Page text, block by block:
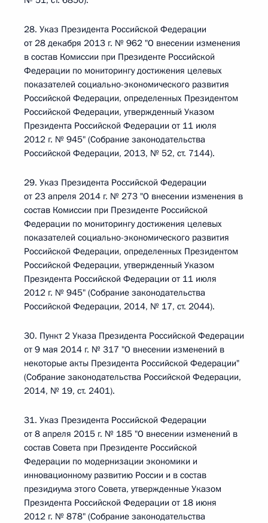
28. Указ Президента Российской Федерации
от 28 декабря 2013 г. № 962 "О внесении изменения
в состав Комиссии при Президенте Российской
Федерации по мониторингу достижения целевых
показателей социально-экономического развития
Российской Федерации, определенных Президентом
Российской Федерации, утвержденный Указом
Президента Российской Федерации от 11 июля
2012 г. № 945" (Собрание законодательства
Российской Федерации, 2013, № 52, ст. 7144).
29. Указ Президента Российской Федерации
от 23 апреля 2014 г. № 273 "О внесении изменения в
состав Комиссии при Президенте Российской
Федерации по мониторингу достижения целевых
показателей социально-экономического развития
Российской Федерации, определенных Президентом
Российской Федерации, утвержденный Указом
Президента Российской Федерации от 11 июля
2012 г. № 945" (Собрание законодательства
Российской Федерации, 2014, № 17, ст. 2044).
30. Пункт 2 Указа Президента Российской Федерации
от 9 мая 2014 г. № 317 "О внесении изменений в
некоторые акты Президента Российской Федерации"
(Собрание законодательства Российской Федерации,
2014, № 19, ст. 2401).
31. Указ Президента Российской Федерации
от 8 апреля 2015 г. № 185 "О внесении изменений в
состав Совета при Президенте Российской
Федерации по модернизации экономики и
инновационному развитию России и в состав
президиума этого Совета, утвержденные Указом
Президента Российской Федерации от 18 июня
2012 г. № 878" (Собрание законодательства